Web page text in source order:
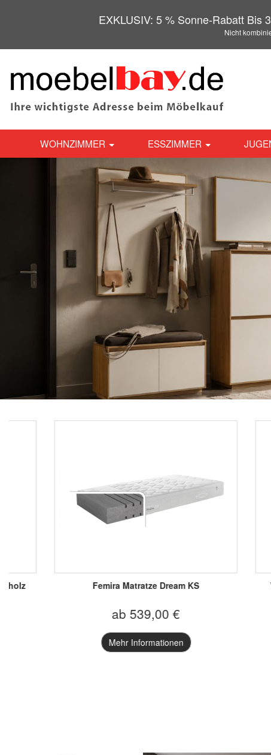
EXKLUSIV: 5 % Sonne-Rabatt Bis
Nicht
WOHNZIMMER ESSZIMMER
Venjakob Andiamo 3.0 Vitrine 7786
ab 656,45 €
Mehr Informationen
Venjakob